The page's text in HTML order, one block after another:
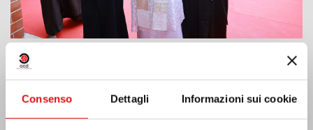
Consenso Dettagli Informazioni sui cookie